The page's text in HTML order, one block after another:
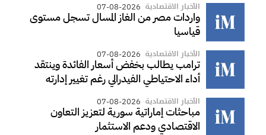
الأخبار الاقتصادية 07-08-2026
واردات مصر من الغاز المسال تسجل مستوى
قياسيا
الأخبار الاقتصادية 07-08-2026
ترامب يطالب بخفض أسعار الفائدة وينتقد
أداء الاحتياطي الفيدرالي رغم تغيير إدارته
الأخبار الاقتصادية 07-08-2026
مباحثات إماراتية سورية لتعزيز التعاون
الاقتصادي ودعم الاستثمار